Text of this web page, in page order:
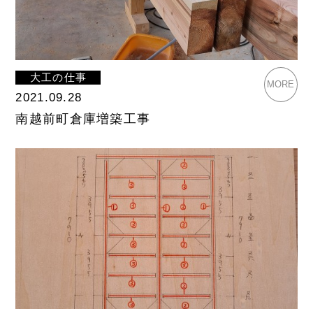
大工の仕事
2021.09.28
南越前町倉庫増築工事
MORE